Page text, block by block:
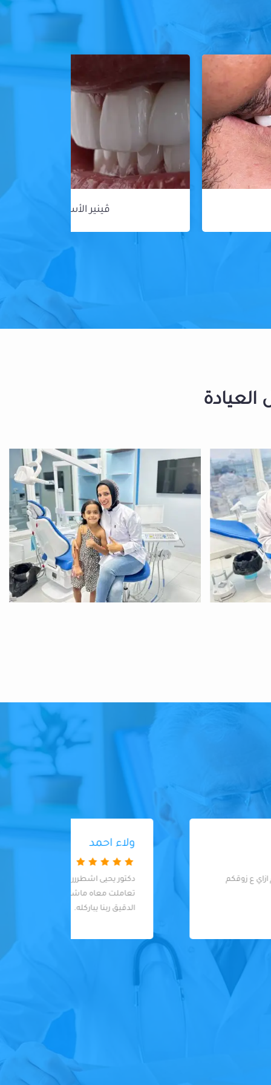
دكتور يحيى اشطررر وانضف دكتور اسنان
تعاملت معاه ماشاءالله عالنضافة والشغل